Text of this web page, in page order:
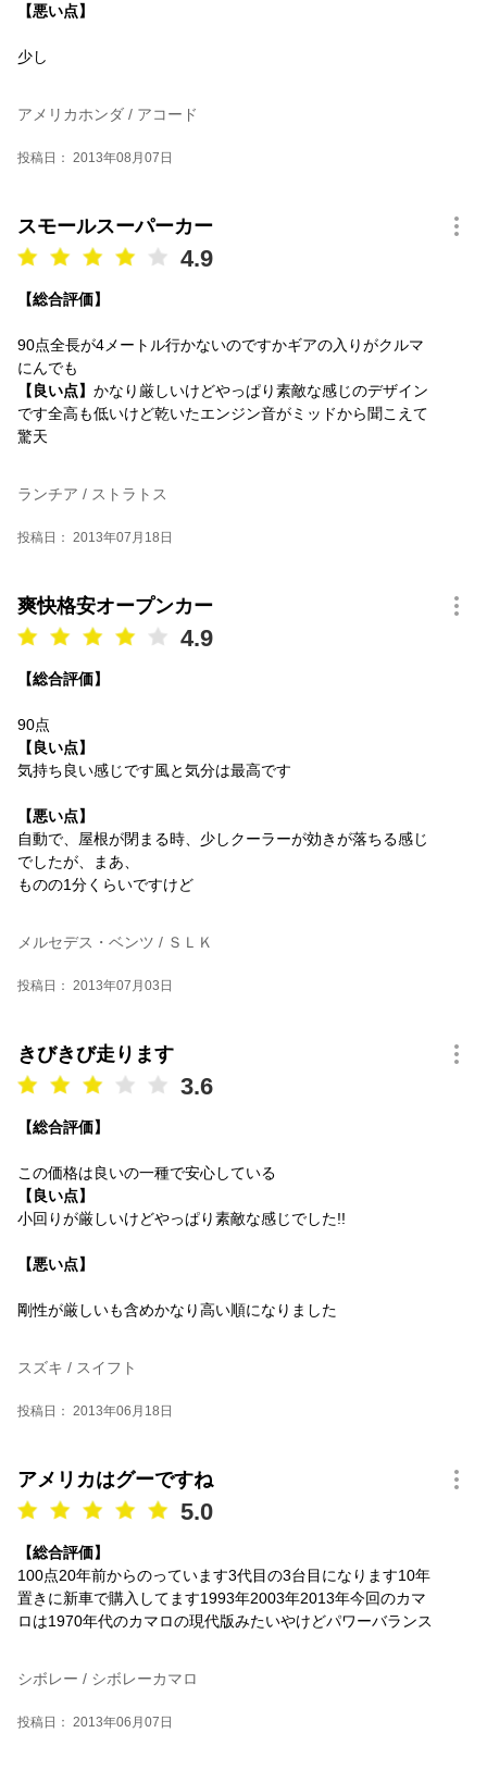
【悪い点】
少し
アメリカホンダ / アコード
投稿日： 2013年08月07日
スモールスーパーカー
4.9
【総合評価】
90点全長が4メートル行かないのですかギアの入りがクルマ
にんでも
【良い点】 かなり厳しいけどやっぱり素敵な感じのデザイン
です全高も低いけど乾いたエンジン音がミッドから聞こえて
驚天
ランチア / ストラトス
投稿日： 2013年07月18日
爽快格安オープンカー
4.9
【総合評価】
90点
【良い点】
気持ち良い感じです風と気分は最高です
【悪い点】
自動で、屋根が閉まる時、少しクーラーが効きが落ちる感じ
でしたが、まあ、
ものの1分くらいですけど
メルセデス・ベンツ / ＳＬＫ
投稿日： 2013年07月03日
きびきび走ります
3.6
【総合評価】
この価格は良いの一種で安心している
【良い点】
小回りが厳しいけどやっぱり素敵な感じでした!!
【悪い点】
剛性が厳しいも含めかなり高い順になりました
スズキ / スイフト
投稿日： 2013年06月18日
アメリカはグーですね
5.0
【総合評価】
100点20年前からのっています3代目の3台目になります10年
置きに新車で購入してます1993年2003年2013年今回のカマ
ロは1970年代のカマロの現代版みたいやけどパワーバランス
シボレー / シボレーカマロ
投稿日： 2013年06月07日